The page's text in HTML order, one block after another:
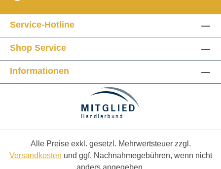
Service-Hotline
Shop Service
Informationen
Alle Preise exkl. gesetzl. Mehrwertsteuer zzgl.
Versandkosten und ggf. Nachnahmegebühren, wenn nicht
anders angegeben.